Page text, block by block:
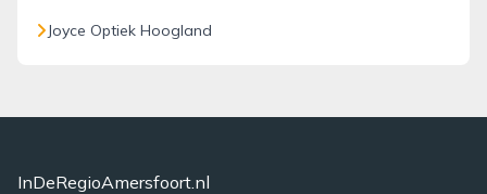
Joyce Optiek Hoogland
InDeRegioAmersfoort.nl